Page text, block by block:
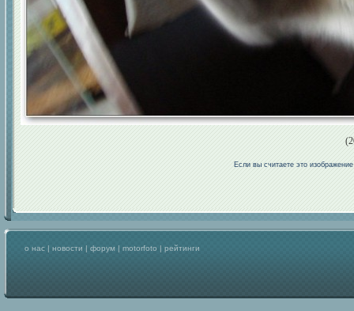
Если вы считаете это
о нас | новости | форум | motorfoto | рейтинги